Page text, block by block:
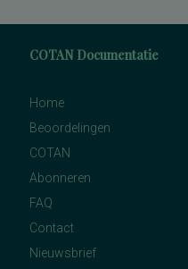
COTAN Documentatie
Home
Beoordelingen
COTAN
Abonneren
FAQ
Contact
Nieuwsbrief